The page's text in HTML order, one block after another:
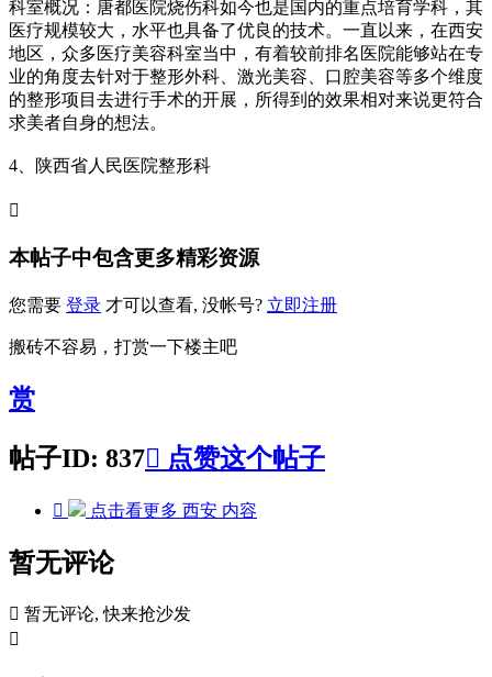
科室概况：唐都医院烧伤科如今也是国内的重点培育学科，其
医疗规模较大，水平也具备了优良的技术。一直以来，在西安
地区，众多医疗美容科室当中，有着较前排名医院能够站在专
业的角度去针对于整形外科、激光美容、口腔美容等多个维度
的整形项目去进行手术的开展，所得到的效果相对来说更符合
求美者自身的想法。
4、陕西省人民医院整形科

本帖子中包含更多精彩资源
您需要 登录 才可以查看, 没帐号? 立即注册
搬砖不容易，打赏一下楼主吧
赏
帖子ID: 837 点赞这个帖子
 点击看更多 西安 内容
暂无评论
 暂无评论, 快来抢沙发
